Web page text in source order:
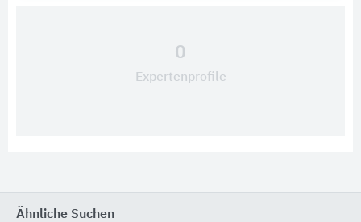
0
Expertenprofile
Ähnliche Suchen